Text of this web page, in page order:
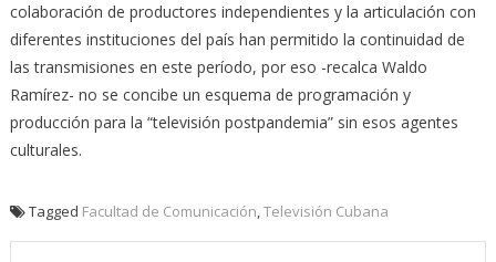
colaboración de productores independientes y la articulación con
diferentes instituciones del país han permitido la continuidad de
las transmisiones en este período, por eso -recalca Waldo
Ramírez- no se concibe un esquema de programación y
producción para la “televisión postpandemia” sin esos agentes
culturales.
Tagged Facultad de Comunicación,Televisión Cubana